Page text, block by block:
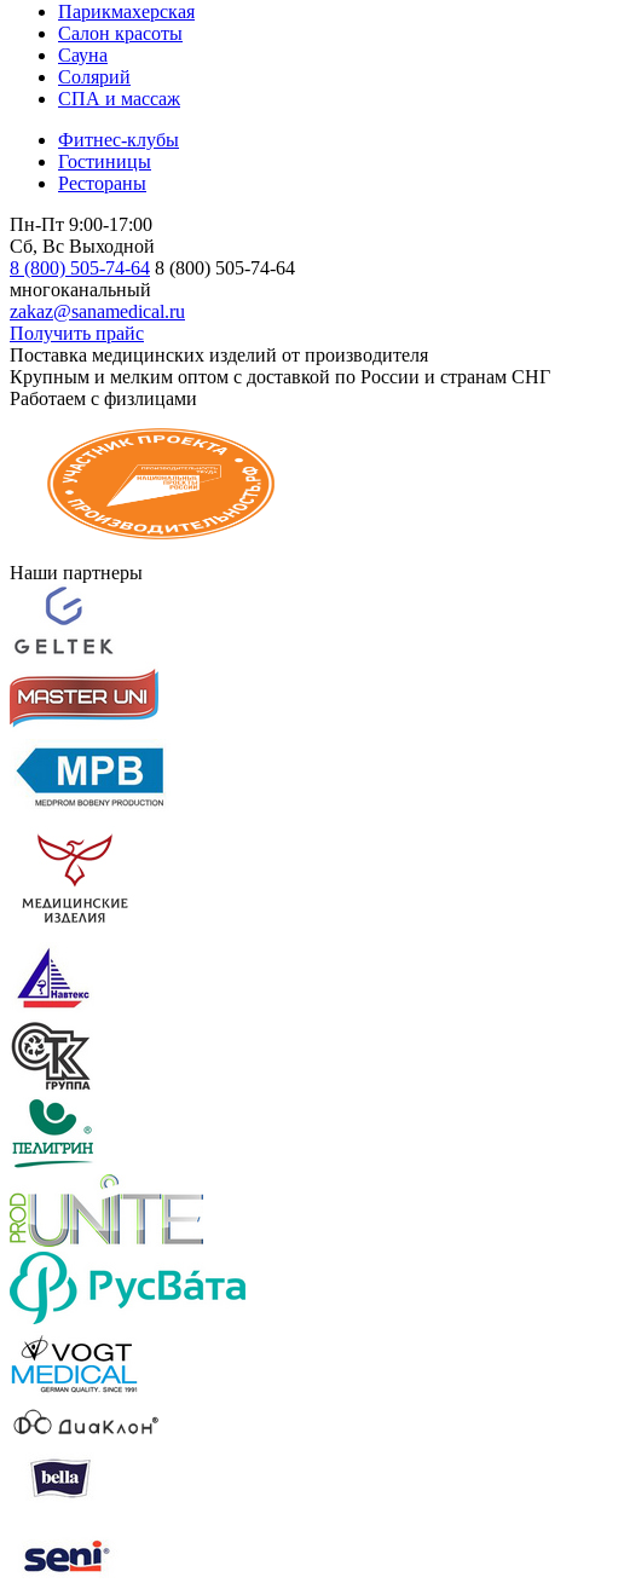
Парикмахерская
Салон красоты
Сауна
Солярий
СПА и массаж
Фитнес-клубы
Гостиницы
Рестораны
Пн-Пт 9:00-17:00
Сб, Вс Выходной
8 (800) 505-74-64 8 (800) 505-74-64
многоканальный
zakaz@sanamedical.ru
Получить прайс
Поставка медицинских изделий от производителя
Крупным и мелким оптом с доставкой по России и странам СНГ
Работаем с физлицами
Наши партнеры